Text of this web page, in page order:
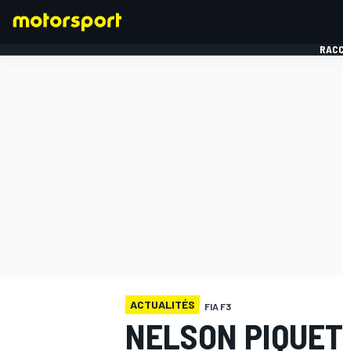
ACTUALITÉS FIA F3
NELSON